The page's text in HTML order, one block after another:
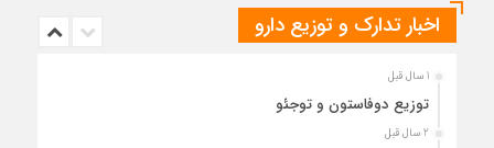
اخبار تدارک و توزیع دارو
1 سال قبل
توزیع دوفاستون و توجئو
2 سال قبل